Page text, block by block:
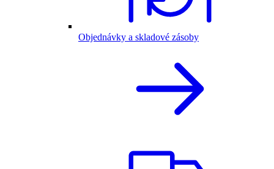
Objednávky a skladové zásoby